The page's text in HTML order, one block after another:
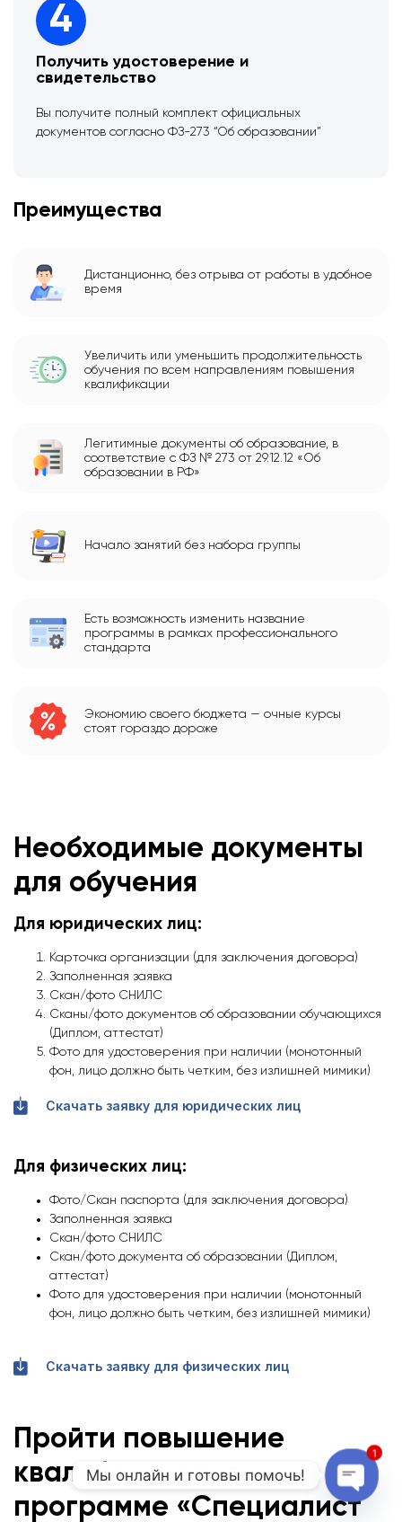
4
Получить удостоверение и
свидетельство
Вы получите полный комплект официальных
документов согласно ФЗ-273 “Об образовании”
Преимущества
Дистанционно, без отрыва от работы в удобное
время
Увеличить или уменьшить продолжительность
обучения по всем направлениям повышения
квалификации
Легитимные документы об образование, в
соответствие с ФЗ № 273 от 29.12.12 «Об
образовании в РФ»
Начало занятий без набора группы
Есть возможность изменить название
программы в рамках профессионального
стандарта
Экономию своего бюджета — очные курсы
стоят гораздо дороже
Необходимые документы
для обучения
Для юридических лиц:
Карточка организации (для заключения договора)
Заполненная заявка
Скан/фото СНИЛС
Сканы/фото документов об образовании обучающихся
(Диплом, аттестат)
Фото для удостоверения при наличии (монотонный
фон, лицо должно быть четким, без излишней мимики)
Скачать заявку для юридических лиц
Для физических лиц:
Фото/Скан паспорта (для заключения договора)
Заполненная заявка
Скан/фото СНИЛС
Скан/фото документа об образовании (Диплом,
аттестат)
Фото для удостоверения при наличии (монотонный
фон, лицо должно быть четким, без излишней мимики)
Скачать заявку для физических лиц
Пройти повышение
квалификации по
программе «Специалист
Мы онлайн и готовы помочь!
Open
1